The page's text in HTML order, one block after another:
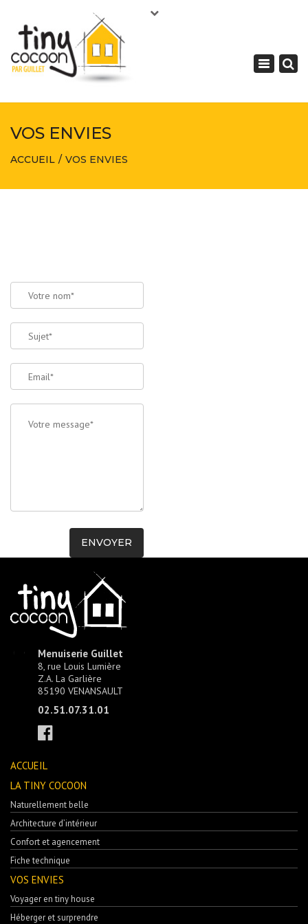
DEVIS
Toggle
VOS ENVIES
ACCUEIL VOS ENVIES
Menuiserie Guillet
8, rue Louis Lumière
Z.A. La Garlière
85190 VENANSAULT
02.51.07.31.01
ACCUEIL
LA TINY COCOON
Naturellement belle
Architecture d’intérieur
Confort et agencement
Fiche technique
VOS ENVIES
Voyager en tiny house
Héberger et surprendre